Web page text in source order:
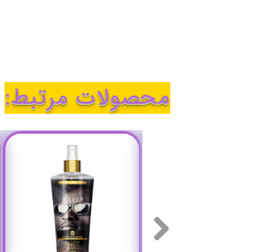
محصولات مرتبط: